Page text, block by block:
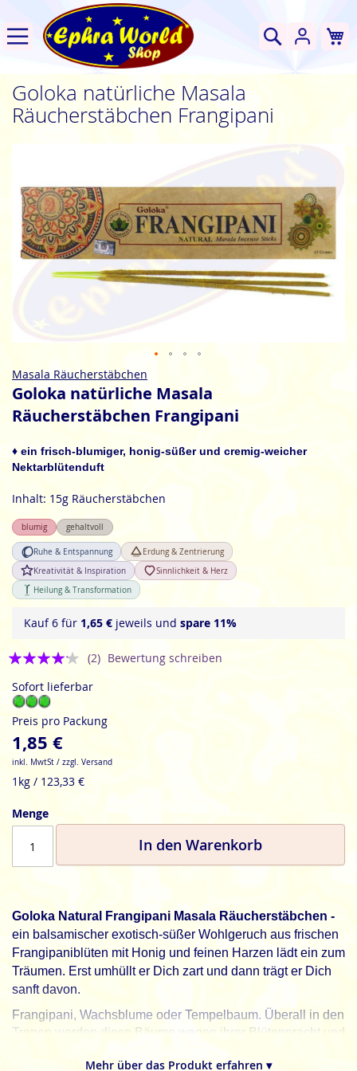
Suche
Goloka natürliche Masala
Räucherstäbchen Frangipani
Bildgalerie
springen
Zum
Anfang
Bildgalerie
Masala Räucherstäbchen
Goloka natürliche Masala
Räucherstäbchen Frangipani
♦ ein frisch-blumiger, honig-süßer und cremig-weicher
Nektarblütenduft
Inhalt: 15g Räucherstäbchen
blumig gehaltvoll
Ruhe & Entspannung
Erdung & Zentrierung
Kreativität & Inspiration
Sinnlichkeit & Herz
Heilung & Transformation
Kauf 6 für 1,65 € jeweils und spare 11%
Bewertung:
(2) Bewertung schreiben
Sofort lieferbar
Preis pro Packung
1,85 €
inkl. MwtSt / zzgl. Versand
1kg / 123,33 €
Menge
In den Warenkorb
Goloka Natural Frangipani Masala Räucherstäbchen -
ein balsamischer exotisch-süßer Wohlgeruch aus frischen
Frangipaniblüten mit Honig und feinen Harzen lädt ein zum
Träumen. Erst umhüllt er Dich zart und dann trägt er Dich
sanft davon.
Frangipani, Wachsblume oder Tempelbaum. Überall in den
Tropen werden diese Bäume wegen ihrer Blütenpracht und
Mehr über das Produkt erfahren ▾